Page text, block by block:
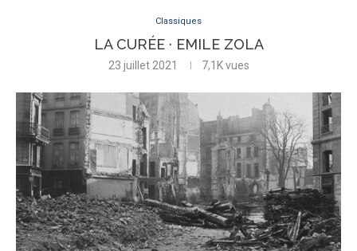
Classiques
LA CURÉE · EMILE ZOLA
23 juillet 2021 7,1Kvues